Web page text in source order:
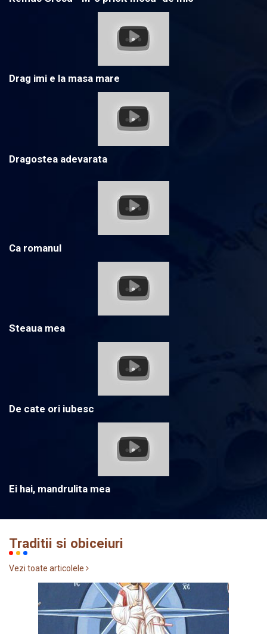
Drag imi e la masa mare
Dragostea adevarata
Ca romanul
Steaua mea
De cate ori iubesc
Ei hai, mandrulita mea
Traditii si obiceiuri
Vezi toate articolele